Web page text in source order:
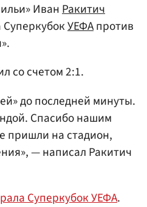
ИванРакитич
СуперкубокУЕФАпротив
со счетом 2:1.
до последней минуты.
Спасибо нашим
пришли на стадион,
— написал Ракитич
Суперкубок УЕФА.